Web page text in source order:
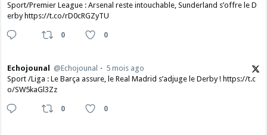
Sport/Premier League : Arsenal reste intouchable, Sunderland s’offre le D
erby https://t.co/rD0cRGZyTU
0 0
Echojounal @Echojounal
5 mois ago
Sport /Liga : Le Barça assure, le Real Madrid s’adjuge le Derby ! https://t.c
o/SW5kaGl3Zz
0 0